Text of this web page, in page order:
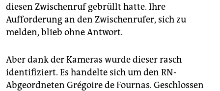
diesen Zwischenruf gebrüllt hatte. Ihre
Aufforderung an den Zwischenrufer, sich zu
melden, blieb ohne Antwort.
Aber dank der Kameras wurde dieser rasch
identifiziert. Es handelte sich um den RN-
Abgeordneten Grégoire de Fournas. Geschlossen